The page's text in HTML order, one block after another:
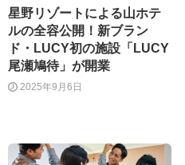
星野リゾートによる山ホテ
ルの全容公開！新ブラン
ド・LUCY初の施設「LUCY
尾瀬鳩待」が開業
2025年9月6日